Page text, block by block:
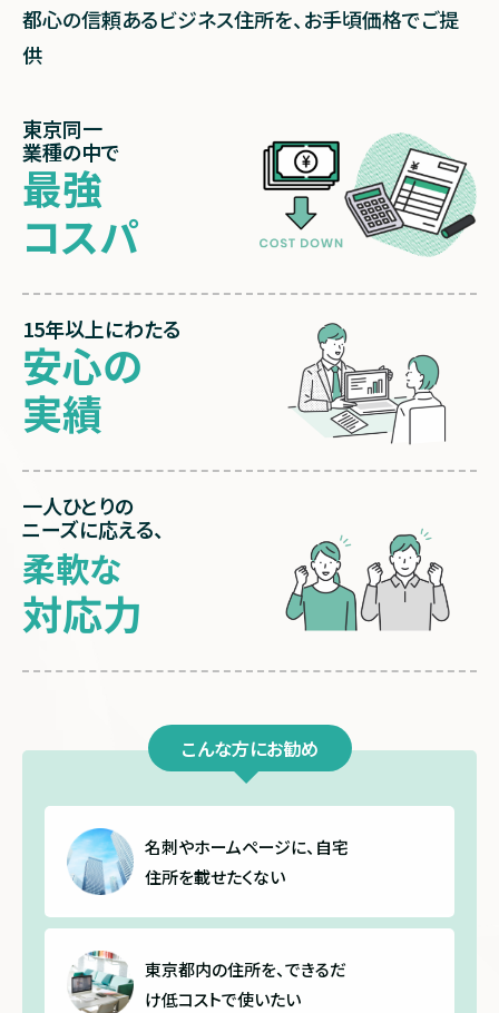
都心の信頼あるビジネス住所を、お手頃価格でご提
供
東京同一
業種の中で
最強
コスパ
15年以上にわたる
安心の
実績
一人ひとりの
ニーズに応える、
柔軟な
対応力
こんな方にお勧め
名刺やホームページに、 自宅
住所を載せたくない
東京都内の住所を、できるだ
け低コストで使いたい